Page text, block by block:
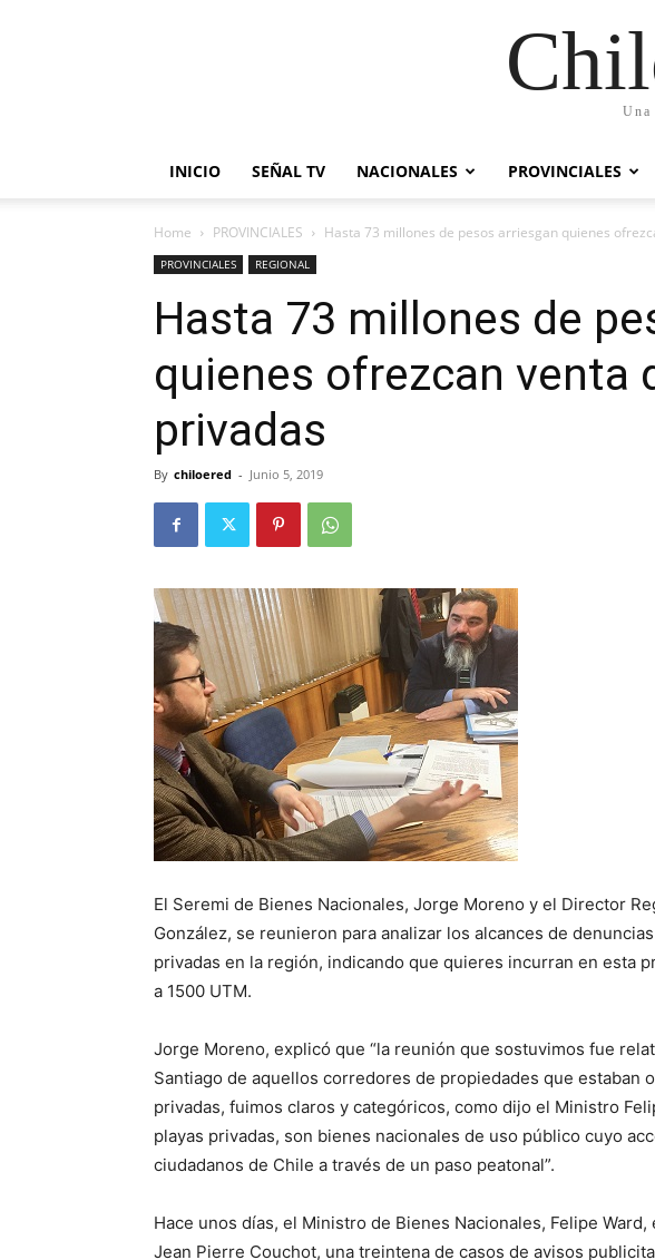
Una
INICIO SEÑAL TV NACIONALES PROVINCIALES
Home PROVINCIALES Hasta 73 millones de pesos arriesgan quienes
PROVINCIALES REGIONAL
Hasta 73 millones de
quienes ofrezcan venta
privadas
By chiloered - Junio 5, 2019
El Seremi de Bienes Nacionales, Jorge Moreno y el Director
González, se reunieron para analizar los alcances de
privadas en la región, indicando que quieres incurran en esta
a 1500 UTM.
Jorge Moreno, explicó que “la reunión que sostuvimos fue
Santiago de aquellos corredores de propiedades que estaban
privadas, fuimos claros y categóricos, como dijo el Ministro
playas privadas, son bienes nacionales de uso público cuyo
ciudadanos de Chile a través de un paso peatonal”.
Hace unos días, el Ministro de Bienes Nacionales, Felipe
Jean Pierre Couchot, una treintena de casos de avisos